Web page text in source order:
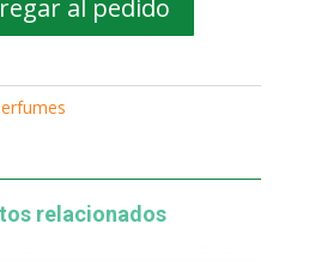
al pedido
relacionados